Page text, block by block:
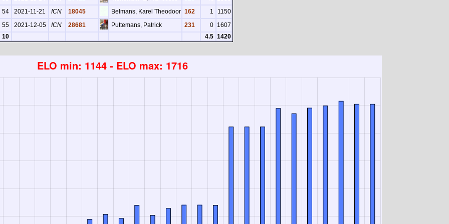
54
2021-11-21 ICN 18045 Belmans, Karel Theodoor 162 1
1150
55
2021-12-05 ICN 28681 Puttemans, Patrick 231 0 1607
10
4.5 1420